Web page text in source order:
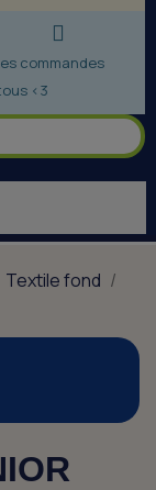
commandes
<3
Textile fond